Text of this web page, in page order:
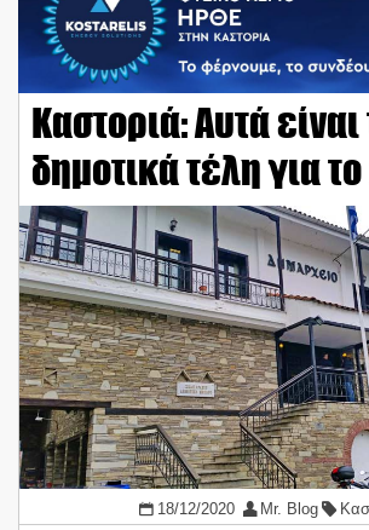
Καστοριά: Αυτά είναι
δημοτικά τέλη για
18/12/2020 Mr. Blog